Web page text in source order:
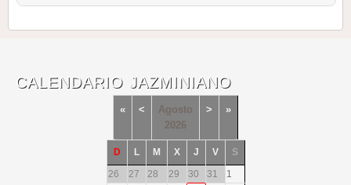
CALENDARIO JAZMINIANO
« <
Agosto
2026
> »
D L M X J V
S
26
27 28 29 30 31
1